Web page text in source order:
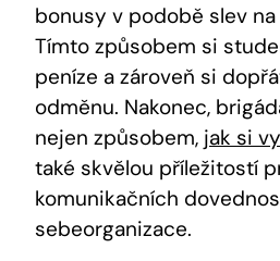
bonusy v podobě slev
Tímto způsobem si
peníze a zároveň si
odměnu. Nakonec,
nejen způsobem, jak si
také skvělou příležitostí
komunikačních
sebeorganizace.